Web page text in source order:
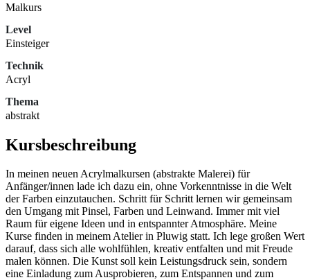
Malkurs
Level
Einsteiger
Technik
Acryl
Thema
abstrakt
Kursbeschreibung
In meinen neuen Acrylmalkursen (abstrakte Malerei) für
Anfänger/innen lade ich dazu ein, ohne Vorkenntnisse in die Welt
der Farben einzutauchen. Schritt für Schritt lernen wir gemeinsam
den Umgang mit Pinsel, Farben und Leinwand. Immer mit viel
Raum für eigene Ideen und in entspannter Atmosphäre. Meine
Kurse finden in meinem Atelier in Pluwig statt. Ich lege großen Wert
darauf, dass sich alle wohlfühlen, kreativ entfalten und mit Freude
malen können. Die Kunst soll kein Leistungsdruck sein, sondern
eine Einladung zum Ausprobieren, zum Entspannen und zum